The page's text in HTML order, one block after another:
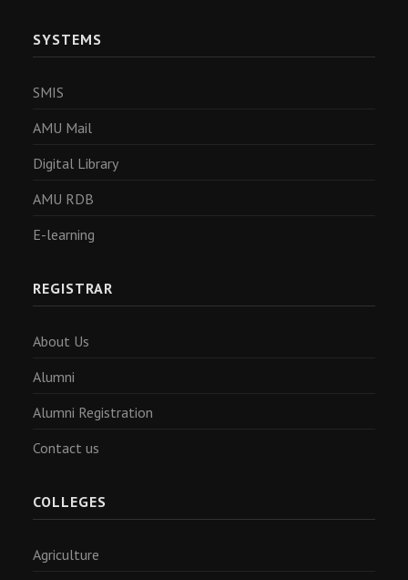
SYSTEMS
SMIS
AMU Mail
Digital Library
AMU RDB
E-learning
REGISTRAR
About Us
Alumni
Alumni Registration
Contact us
COLLEGES
Agriculture